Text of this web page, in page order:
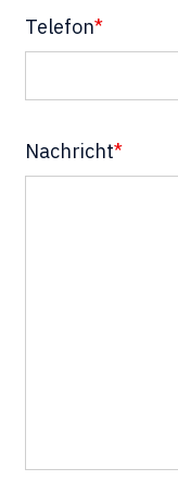
Telefon*
Nachricht*